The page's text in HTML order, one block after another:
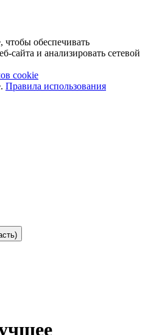
обеспечивать
сайта и анализировать сетевой
cookie
Правила использования